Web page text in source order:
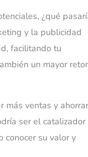
¿qué
y la publicidad
, facilitando tu
un mayor
más ventas y
ser el catalizador
conocer su valor y